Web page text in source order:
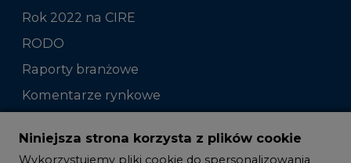
Rok 2022 na CIRE
RODO
Raporty branżowe
Komentarze rynkowe
Zmiany kadrowe na rynku
Niniejsza strona korzysta z plików cookie
Wykorzystujemy pliki cookie do spersonalizowania